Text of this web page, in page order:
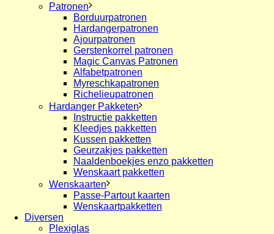
Patronen
Borduurpatronen
Hardangerpatronen
Ajourpatronen
Gerstenkorrel patronen
Magic Canvas Patronen
Alfabetpatronen
Myreschkapatronen
Richelieupatronen
Hardanger Pakketen
Instructie pakketten
Kleedjes pakketten
Kussen pakketten
Geurzakjes pakketten
Naaldenboekjes enzo pakketten
Wenskaart pakketten
Wenskaarten
Passe-Partout kaarten
Wenskaartpakketten
Diversen
Plexiglas